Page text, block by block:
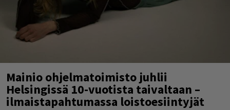
Mainio ohjelmatoimisto juhlii
Helsingissä 10-vuotista taivaltaan –
ilmaistapahtumassa loistoesiintyjät